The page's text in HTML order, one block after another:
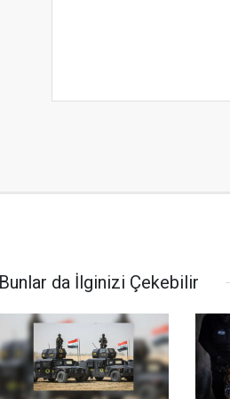
Bunlar da İlginizi Çekebilir